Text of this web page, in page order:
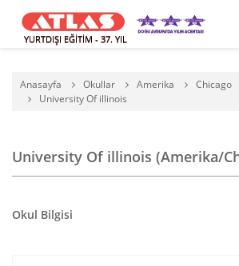
YURTDIŞI EĞİTİM - 37. YIL
Anasayfa Okullar Amerika
Chicago
University Of illinois
University Of illinois (Amerika/
Okul Bilgisi